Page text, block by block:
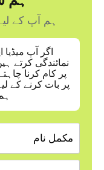
ہم آپ کے
اگر آپ
نمائندگی کرتے
پر کام کرنا
پر بات کرنے کے